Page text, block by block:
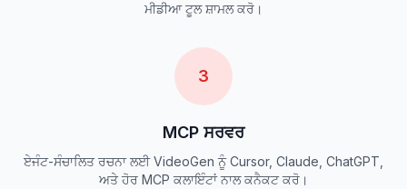
ਮੀਡੀਆ ਟੂਲ ਸ਼ਾਮਲ ਕਰੋ।
3
MCP ਸਰਵਰ
ਏਜੰਟ-ਸੰਚਾਲਿਤ ਰਚਨਾ ਲਈ VideoGen ਨੂੰ Cursor, Claude, ChatGPT,
ਅਤੇ ਹੋਰ MCP ਕਲਾਇੰਟਾਂ ਨਾਲ ਕਨੈਕਟ ਕਰੋ।